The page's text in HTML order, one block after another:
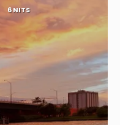
6 NITS